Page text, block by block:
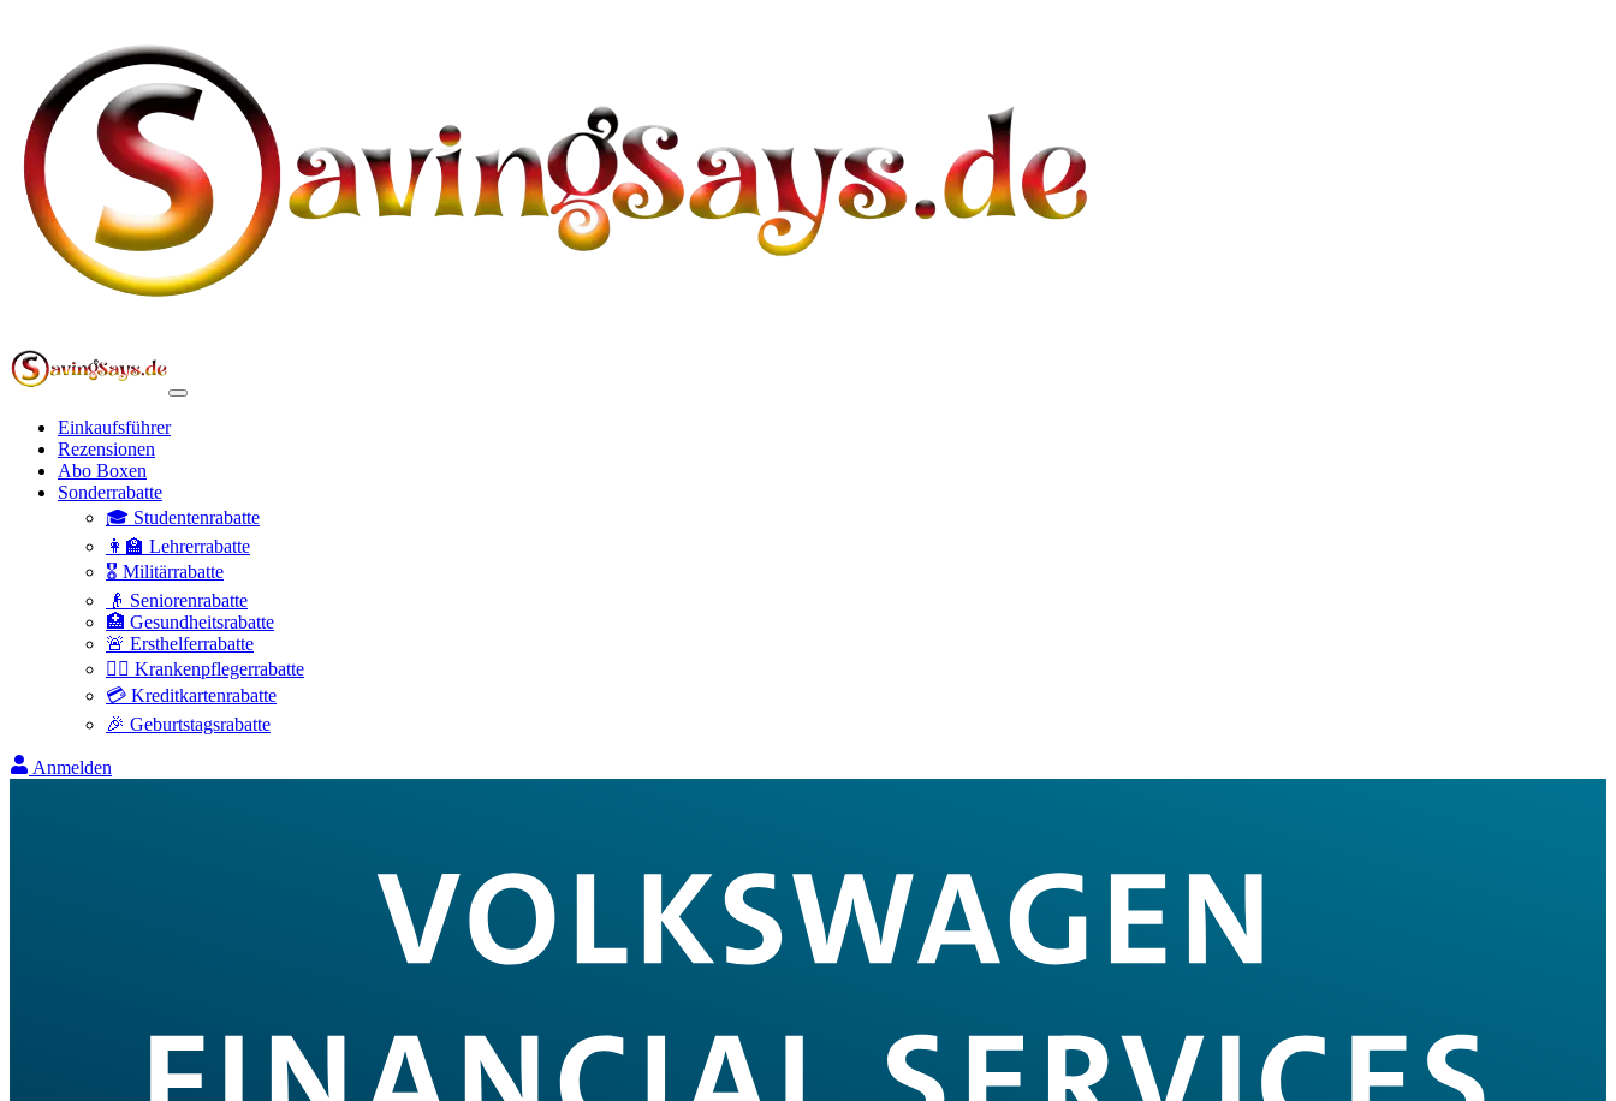
Einkaufsführer
Rezensionen
Abo Boxen
Sonderrabatte
🎓 Studentenrabatte
👩‍🏫 Lehrerrabatte
🎖️ Militärrabatte
👴 Seniorenrabatte
🏥 Gesundheitsrabatte
🚨 Ersthelferrabatte
👩‍⚕️ Krankenpflegerrabatte
💳 Kreditkartenrabatte
🎉 Geburtstagsrabatte
Anmelden